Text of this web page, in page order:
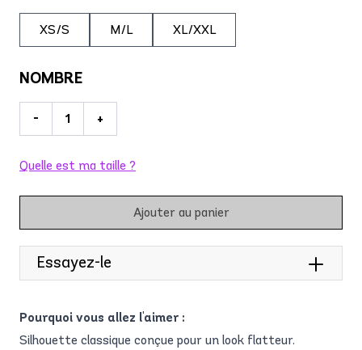
XS/S M/L XL/XXL
NOMBRE
- +
Quelle est ma taille ?
Ajouter au panier
Essayez-le
Pourquoi vous allez l'aimer :
Silhouette classique conçue pour un look flatteur.